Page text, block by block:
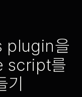
plugin을
script를